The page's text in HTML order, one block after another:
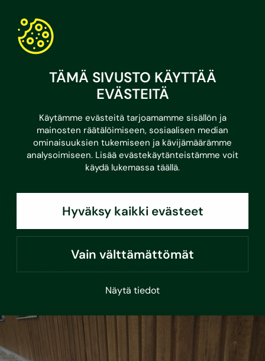
TÄMÄ SIVUSTO KÄYTTÄÄ
EVÄSTEITÄ
Käytämme evästeitä tarjoamamme sisällön ja
mainosten räätälöimiseen, sosiaalisen median
ominaisuuksien tukemiseen ja kävijämäärämme
analysoimiseen. Lisää evästekäytänteistämme voit
käydä lukemassa täällä.
Hyväksy kaikki evästeet
Vain välttämättömät
Näytä tiedot
vähintään 15 senttimetriä.
Multapenkit, hienojakoinen maa-aines sekä
rakennuksen vierustoilla
kosteusrasitusta, koska maa ”pysyy” märkänä ja kosteus
pääsee siirtymään perustuksiin.
perusmuurin vedeneristyksessä on puutteita tai sitä ei ole.
Lisäksi kasvien juuret voivat tukkia salaojia. Nykyisin
rakennuksen ulkopuolella käytetään täyttömaana
salaojasepeliä, niin että sepelikerros jatkuu maanpinnalta
salaojitukseen saakka.
Tekniset käyttöiät tulee ottaa
huomioon
Vuosina 1950–2000 rakennettujen kellarillisten ja